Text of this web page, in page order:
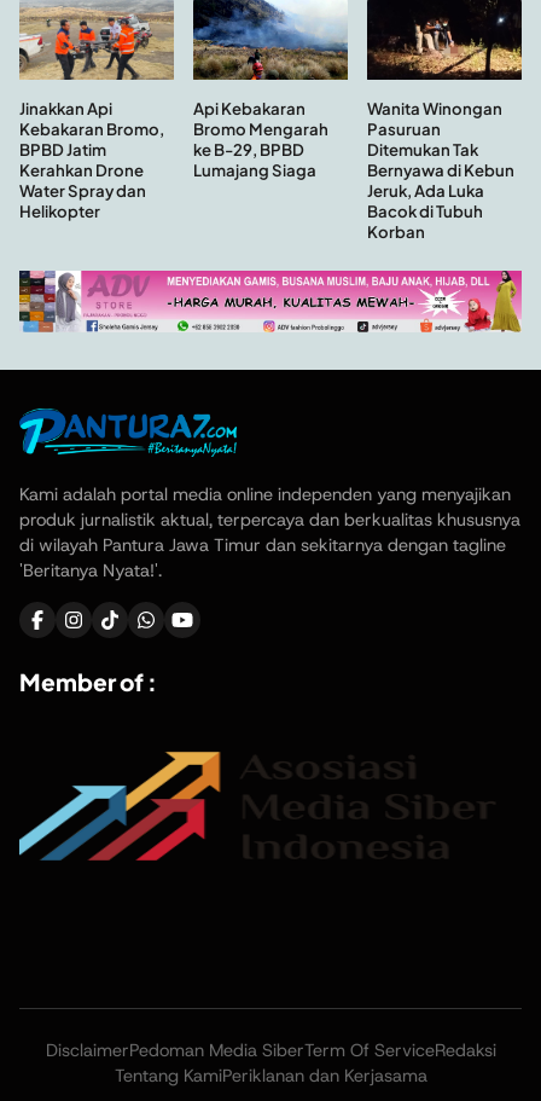
Jinakkan Api
Kebakaran Bromo,
BPBD Jatim
Kerahkan Drone
Water Spray dan
Helikopter
Api Kebakaran
Bromo Mengarah
ke B-29, BPBD
Lumajang Siaga
Wanita Winongan
Pasuruan
Ditemukan Tak
Bernyawa di Kebun
Jeruk, Ada Luka
Bacok di Tubuh
Korban
Kami adalah portal media online independen yang menyajikan
produk jurnalistik aktual, terpercaya dan berkualitas khususnya
di wilayah Pantura Jawa Timur dan sekitarnya dengan tagline
'Beritanya Nyata!'.
Member of :
DisclaimerPedoman Media SiberTerm Of ServiceRedaksi
Tentang KamiPeriklanan dan Kerjasama